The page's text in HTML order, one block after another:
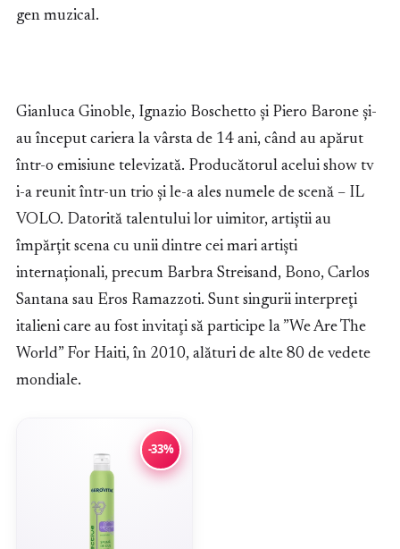
gen muzical.
Gianluca Ginoble, Ignazio Boschetto şi Piero Barone şi-
au început cariera la vârsta de 14 ani, când au apărut
într-o emisiune televizată. Producătorul acelui show tv
i-a reunit într-un trio şi le-a ales numele de scenă – IL
VOLO. Datorită talentului lor uimitor, artiștii au
împărțit scena cu unii dintre cei mari artiști
internaționali, precum Barbra Streisand, Bono, Carlos
Santana sau Eros Ramazzoti. Sunt singurii interpreţi
italieni care au fost invitaţi să participe la ”We Are The
World” For Haiti, în 2010, alături de alte 80 de vedete
mondiale.
-33%